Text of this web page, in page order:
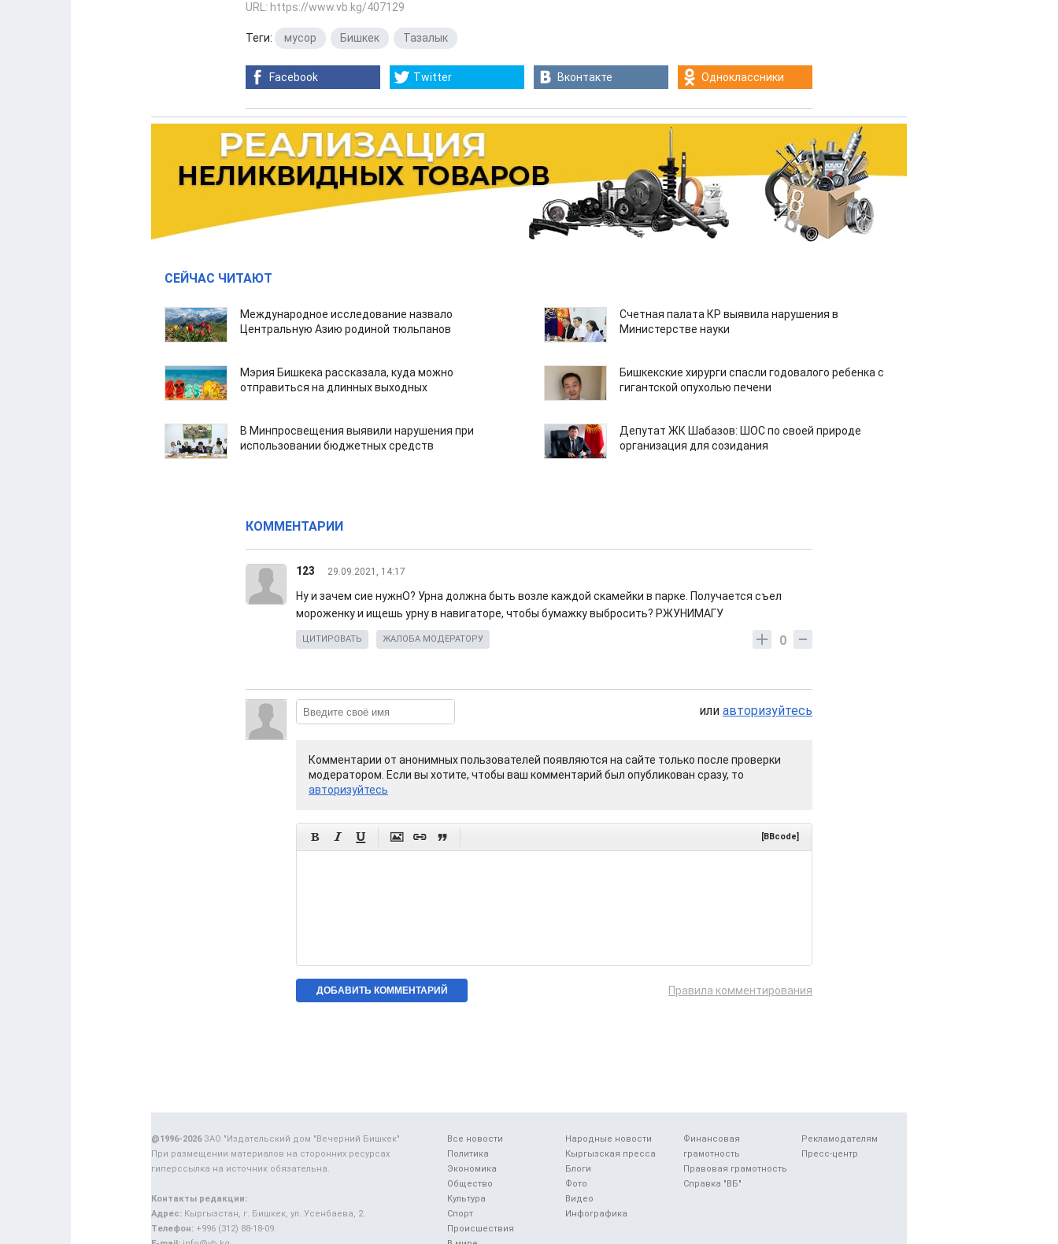
URL: https://www.vb.kg/407129
Теги: мусор Бишкек Тазалык
Facebook Twitter Вконтакте Одноклассники
СЕЙЧАС ЧИТАЮТ
Международное исследование назвало
Центральную Азию родиной тюльпанов
Счетная палата КР выявила нарушения в
Министерстве науки
Мэрия Бишкека рассказала, куда можно
отправиться на длинных выходных
Бишкекские хирурги спасли годовалого ребенка с
гигантской опухолью печени
В Минпросвещения выявили нарушения при
использовании бюджетных средств
Депутат ЖК Шабазов: ШОС по своей природе
организация для созидания
КОММЕНТАРИИ
123 29.09.2021, 14:17
Ну и зачем сие нужнО? Урна должна быть возле каждой скамейки в парке. Получается съел
мороженку и ищешь урну в навигаторе, чтобы бумажку выбросить? РЖУНИМАГУ
0
ЦИТИРОВАТЬ ЖАЛОБА МОДЕРАТОРУ
или авторизуйтесь
Комментарии от анонимных пользователей появляются на сайте только после проверки
модератором. Если вы хотите, чтобы ваш комментарий был опубликован сразу, то
авторизуйтесь
      [BBcode]
Правила комментирования
Все новости
Политика
Экономика
Общество
Культура
Спорт
Происшествия
Народные новости
Кыргызская пресса
Блоги
Фото
Видео
Инфографика
Финансовая
грамотность
Правовая грамотность
Справка "ВБ"
Рекламодателям
Пресс-центр
@1996-2026ЗАО "Издательский дом "Вечерний Бишкек"
При размещении материалов на сторонних ресурсах
гиперссылка на источник обязательна.
Контакты редакции:
Адрес: Кыргызстан, г. Бишкек, ул. Усенбаева, 2.
Телефон: +996 (312) 88-18-09.